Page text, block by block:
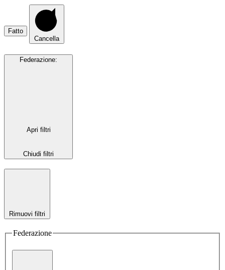
Fatto
Cancella
Federazione:
Apri filtri
Chiudi filtri
Rimuovi filtri
Federazione